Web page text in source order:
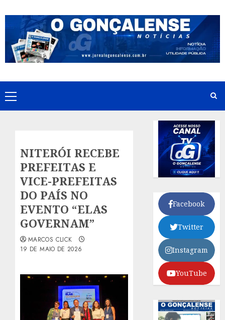
to
content
Primary
Menu
NITERÓI RECEBE
PREFEITAS E
VICE-PREFEITAS
DO PAÍS NO
EVENTO “ELAS
GOVERNAM”
MARCOS CLICK
19 DE MAIO DE 2026
Facebook
Twitter
Instagram
YouTube